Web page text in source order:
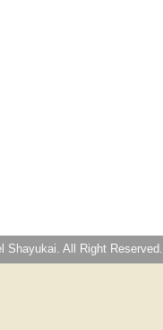
Shayukai. All Right Reserved.